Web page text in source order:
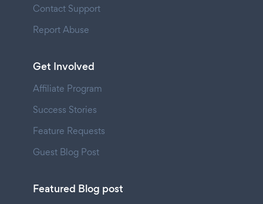
Contact Support
Report Abuse
Get Involved
Affiliate Program
Success Stories
Feature Requests
Guest Blog Post
Featured Blog post